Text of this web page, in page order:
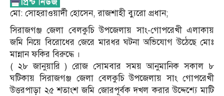
মো: সোহরাওয়ার্দী হোসেন, রাজশাহী ব্যুরো প্রধান;
সিরাজগঞ্জ জেলা বেলকুচি উপজেলায় সাং-গোপরেখী এলাকায়
জমি নিয়ে বিরোধের জেরে মারধর ঘটনা অভিযোগ উঠেছে মোঃ
মান্নান ফকির বিরুদ্ধে ।
( ২৮ জানুয়ারি ) রোজ সোমবার সময় আনুমানিক সকাল ৮
ঘটিকায় সিরাজগঞ্জ জেলা বেলকুচি উপজেলায় সাং গোপরেখী
উত্তরপাড়া ২৫ শতাংশ জমি জোরপূর্বক দখল করার উদ্দেশ্যে মাটি